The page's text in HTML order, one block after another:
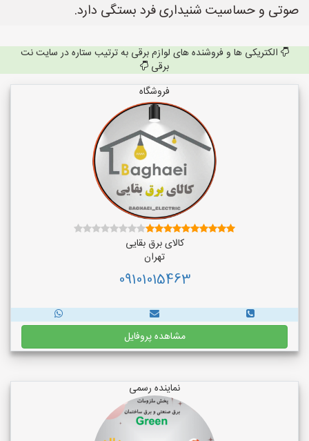
صوتی و حساسیت شنیداری فرد بستگی دارد.
الکتریکی ها و فروشنده های لوازم برقی به ترتیب ستاره در سایت نت
برقی
فروشگاه
کالای برق بقایی
تهران
09101015463
مشاهده پروفایل
نماینده رسمی